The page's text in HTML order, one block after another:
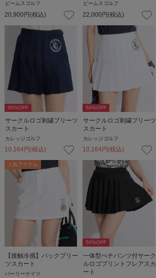
ビームスゴルフ
20,900円(税込)
ビームスゴルフ
22,000円(税込)
50%OFF
サークルロゴ刺繍プリーツ
スカート
カレッジゴルフ
10,164円 (税込)
50%OFF
サークルロゴ刺繍プリーツ
スカート
カレッジゴルフ
10,164円 (税込)
人気アイテム
【接触冷感】バックプリー
ツスカート
パーリーゲイツ
50%OFF
一体型ぺチパンツ付サーク
ルロゴプリントフレアスカ
ート